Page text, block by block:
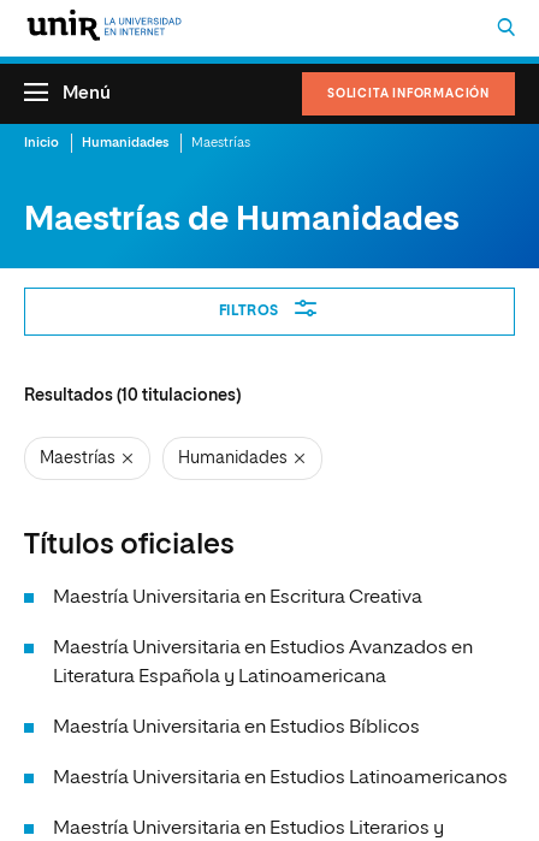
SOLICITA INFORMACIÓN
Menú
Inicio Humanidades Maestrías
Maestrías de Humanidades
FILTROS
Resultados (10 titulaciones)
Maestrías Humanidades
Títulos oficiales
Maestría Universitaria en Escritura Creativa
Maestría Universitaria en Estudios Avanzados en
Literatura Española y Latinoamericana
Maestría Universitaria en Estudios Bíblicos
Maestría Universitaria en Estudios Latinoamericanos
Maestría Universitaria en Estudios Literarios y